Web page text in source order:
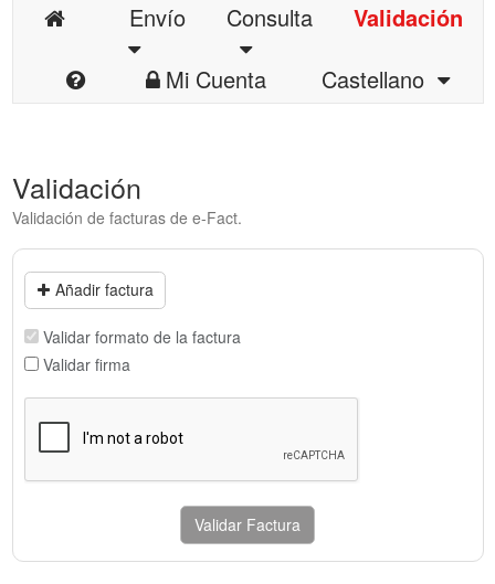
Envío Consulta
Validación
Mi Cuenta
Castellano
Validación
Validación de facturas de e-Fact.
Añadir factura
Validar formato de la factura
Validar firma
Validar Factura